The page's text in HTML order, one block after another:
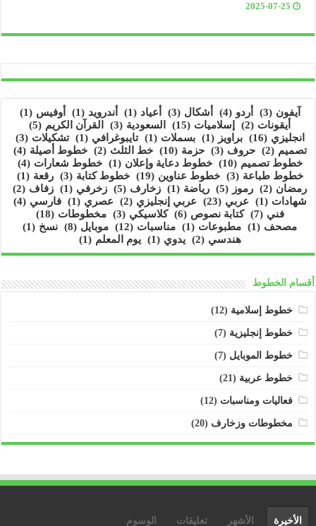
2025-07-25
آيفون (3) أردو (4) أشكال (3) أعياد (1) أندرويد (1) أوفيس (1)
أيقونات (2) إسلاميات (15) السعودية (3) القرآن الكريم (5)
انجليزي (16) براويز (1) بسملات (1) تايبوغرافي (1) تشكيلات (3)
تصميم (2) حروف (3) حزمة (10) خط الثلث (2) خطوط أصيلة (4)
خطوط تصميم (10) خطوط دعاية وإعلان (1) خطوط شعارات (4)
خطوط طباعة (3) خطوط عناوين (19) خطوط كتابة (3) رقعة (1)
رمضان (2) رموز (5) رياضة (1) زخارف (5) زخرفي (1) زفاف (2)
شهادات (1) عربي (23) عربي إنجليزي (2) عصري (1) فارسي (4)
فني (7) كتابة نصوص (6) كلاسيكي (3) مخطوطات (18)
مصحف (1) مطبوعات (1) مناسبات (12) موبايل (8) نسخ (1)
هندسي (2) يدوي (1) يوم المعلم (1)
أقسام الخطوط
خطوط إسلامية (12)
خطوط إنجليزية (7)
خطوط الموبايل (7)
خطوط عربية (21)
فعاليات ومناسبات (12)
مخطوطات وزخارف (20)
الأخيرة الأشهر تعليقات الوسوم